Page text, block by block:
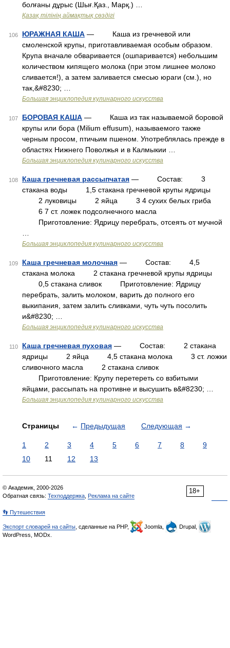
болғаны дұрыс (Шығ.Қаз., Марқ.) …
Қазақ тілінің аймақтық сөздігі
106 ЮРАЖНАЯ КАША — Каша из гречневой или
смоленской крупы, приготавливаемая особым образом.
Крупа вначале обваривается (ошпаривается) небольшим
количеством кипящего молока (при этом лишнее молоко
сливается!), а затем заливается смесью юраги (см.), но
так,&#8230; …
Большая энциклопедия кулинарного искусства
107 БОРОВАЯ КАША — Каша из так называемой боровой
крупы или бора (Milium effusum), называемого также
черным просом, птичьим пшеном. Употреблялась прежде в
областях Нижнего Поволжья и в Калмыкии …
Большая энциклопедия кулинарного искусства
108 Каша гречневая рассыпчатая — Состав: 3
стакана воды 1,5 стакана гречневой крупы ядрицы
2 луковицы 2 яйца 3 4 сухих белых гриба
6 7 ст. ложек подсолнечного масла
Приготовление: Ядрицу перебрать, отсеять от мучной
Большая энциклопедия кулинарного искусства
109 Каша гречневая молочная — Состав: 4,5
стакана молока 2 стакана гречневой крупы ядрицы
0,5 стакана сливок Приготовление: Ядрицу
перебрать, залить молоком, варить до полного его
выкипания, затем залить сливками, чуть чуть посолить
и&#8230; …
Большая энциклопедия кулинарного искусства
110 Каша гречневая пуховая — Состав: 2 стакана
ядрицы 2 яйца 4,5 стакана молока 3 ст. ложки
сливочного масла 2 стакана сливок
Приготовление: Крупу перетереть со взбитыми
яйцами, рассыпать на противне и высушить в&#8230; …
Большая энциклопедия кулинарного искусства
Страницы ← Предыдущая Следующая →
1 2 3 4 5 6 7 8
9
10
11 12 13
18+
© Академик, 2000-2026
Обратная связь: Техподдержка Реклама на сайте
👣 Путешествия
Экспорт словарей на сайты , сделанные на PHP, Joomla,
Drupal,
WordPress, MODx.